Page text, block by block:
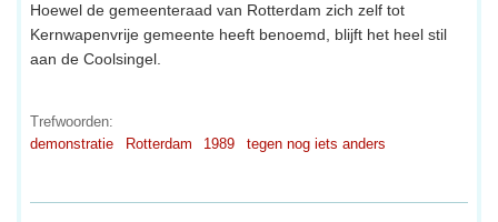
Hoewel de gemeenteraad van Rotterdam zich zelf tot
Kernwapenvrije gemeente heeft benoemd, blijft het heel stil
aan de Coolsingel.
Trefwoorden:
demonstratie
Rotterdam 1989 tegen nog iets anders